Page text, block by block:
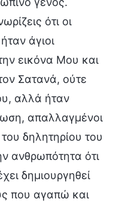
ότι οι
άγιοι
εικόνα Μου και
Σατανά, ούτε
αλλά ήταν
απαλλαγμένοι
δηλητηρίου του
ανθρωπότητα ότι
δημιουργηθεί
που αγαπώ και